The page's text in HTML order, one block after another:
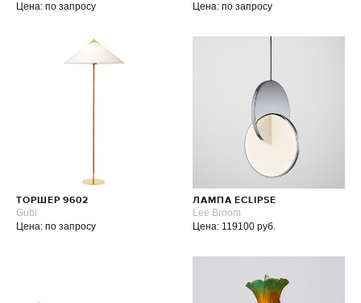
Цена: по запросу
Цена: по запросу
ТОРШЕР 9602
Gubi
Цена: по запросу
ЛАМПА ECLIPSE
Lee Broom
Цена: 119100 руб.